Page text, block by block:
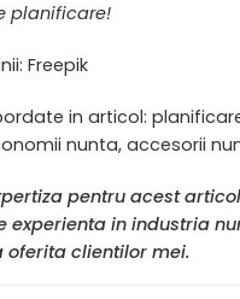
planificare!
Freepik
in articol:
nunta, accesorii
pentru acest
experienta in industria
oferita clientilor mei.